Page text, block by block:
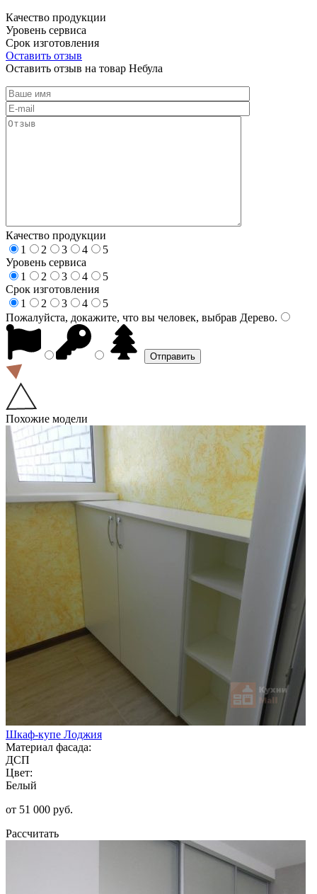
Качество продукции
Уровень сервиса
Срок изготовления
Оставить отзыв
Оставить отзыв на товар Небула
Качество продукции
1
2 3 4
5
Уровень сервиса
1
2 3 4
5
Срок изготовления
1
2 3 4
5
Пожалуйста, докажите, что вы человек, выбрав Дерево.
Похожие модели
Шкаф-купе Лоджия
Материал фасада:
ДСП
Цвет:
Белый
от 51 000 руб.
Рассчитать